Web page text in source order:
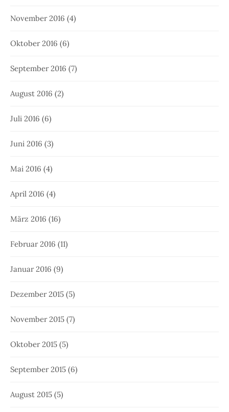
November 2016 (4)
Oktober 2016 (6)
September 2016 (7)
August 2016 (2)
Juli 2016 (6)
Juni 2016 (3)
Mai 2016 (4)
April 2016 (4)
März 2016 (16)
Februar 2016 (11)
Januar 2016 (9)
Dezember 2015 (5)
November 2015 (7)
Oktober 2015 (5)
September 2015 (6)
August 2015 (5)